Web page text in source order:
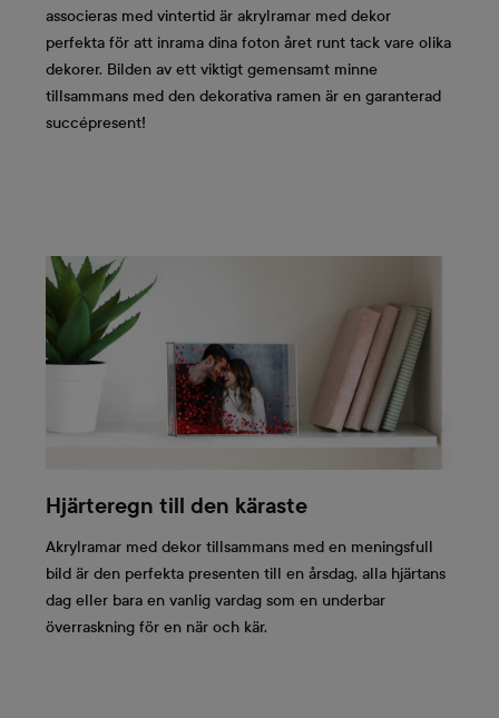
associeras med vintertid är akrylramar med dekor
perfekta för att inrama dina foton året runt tack vare olika
dekorer. Bilden av ett viktigt gemensamt minne
tillsammans med den dekorativa ramen är en garanterad
succépresent!
Hjärteregn till den käraste
Akrylramar med dekor tillsammans med en meningsfull
bild är den perfekta presenten till en årsdag, alla hjärtans
dag eller bara en vanlig vardag som en underbar
överraskning för en när och kär.